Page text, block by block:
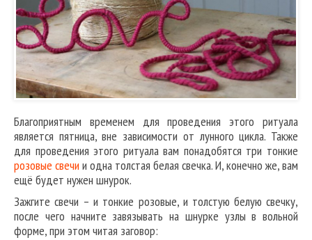
Благоприятным временем для проведения этого ритуала
является пятница, вне зависимости от лунного цикла. Также
для проведения этого ритуала вам понадобятся три тонкие
розовые свечи и одна толстая белая свечка. И, конечно же, вам
ещё будет нужен шнурок.
Зажгите свечи – и тонкие розовые, и толстую белую свечку,
после чего начните завязывать на шнурке узлы в вольной
форме, при этом читая заговор: